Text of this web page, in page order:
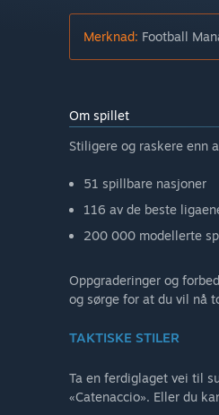
Merknad: Football
Om spillet
Stiligere og raskere enn
51 spillbare nasjoner
116 av de beste
200 000 modellerte
Oppgraderinger og
og sørge for at du vil nå
TAKTISKE STILER
Ta en ferdiglaget vei til
«Catenaccio». Eller du